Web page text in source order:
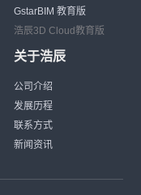
GstarBIM 教育版
浩辰3D Cloud教育版
关于浩辰
公司介绍
发展历程
联系方式
新闻资讯